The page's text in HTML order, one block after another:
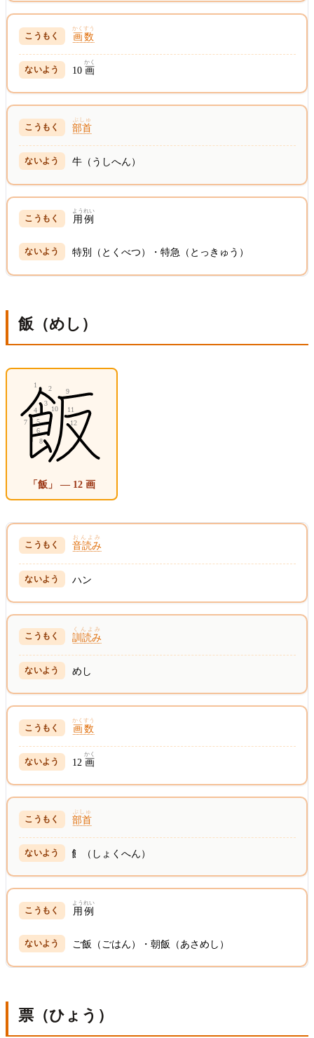
画数
かくすう
10 画
かく
部首
ぶしゅ
牛（うしへん）
用例
ようれい
特別（とくべつ）・特急（とっきゅう）
飯（めし）
「飯」 — 12 画
音読み
おんよみ
ハン
訓読み
くんよみ
めし
画数
かくすう
12 画
かく
部首
ぶしゅ
飠（しょくへん）
用例
ようれい
ご飯（ごはん）・朝飯（あさめし）
票（ひょう）